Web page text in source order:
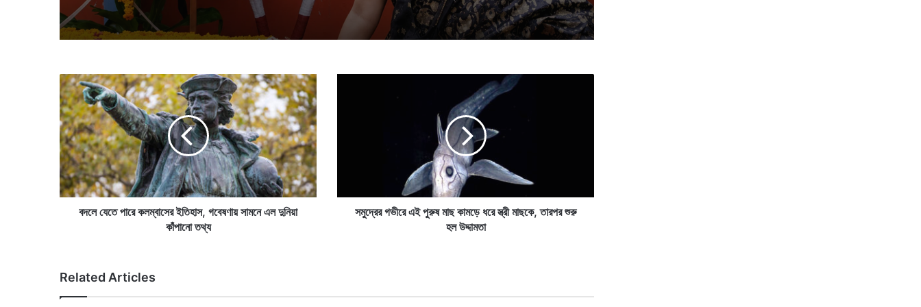
ব
দ
লে
যে
তে
পা
রে
ক
ল
হা
স
বদলে যেতে পারে কলম্বাসের ইতিহাস, গবেষণায় সামনে এল দুনিয়া
কাঁপানো তথ্য
ই
ম
সমুদ্রের গভীরে এই পুরুষ মাছ কামড়ে ধরে স্ত্রী মাছকে, তারপর শুরু
হল উদ্দামতা
Related Articles